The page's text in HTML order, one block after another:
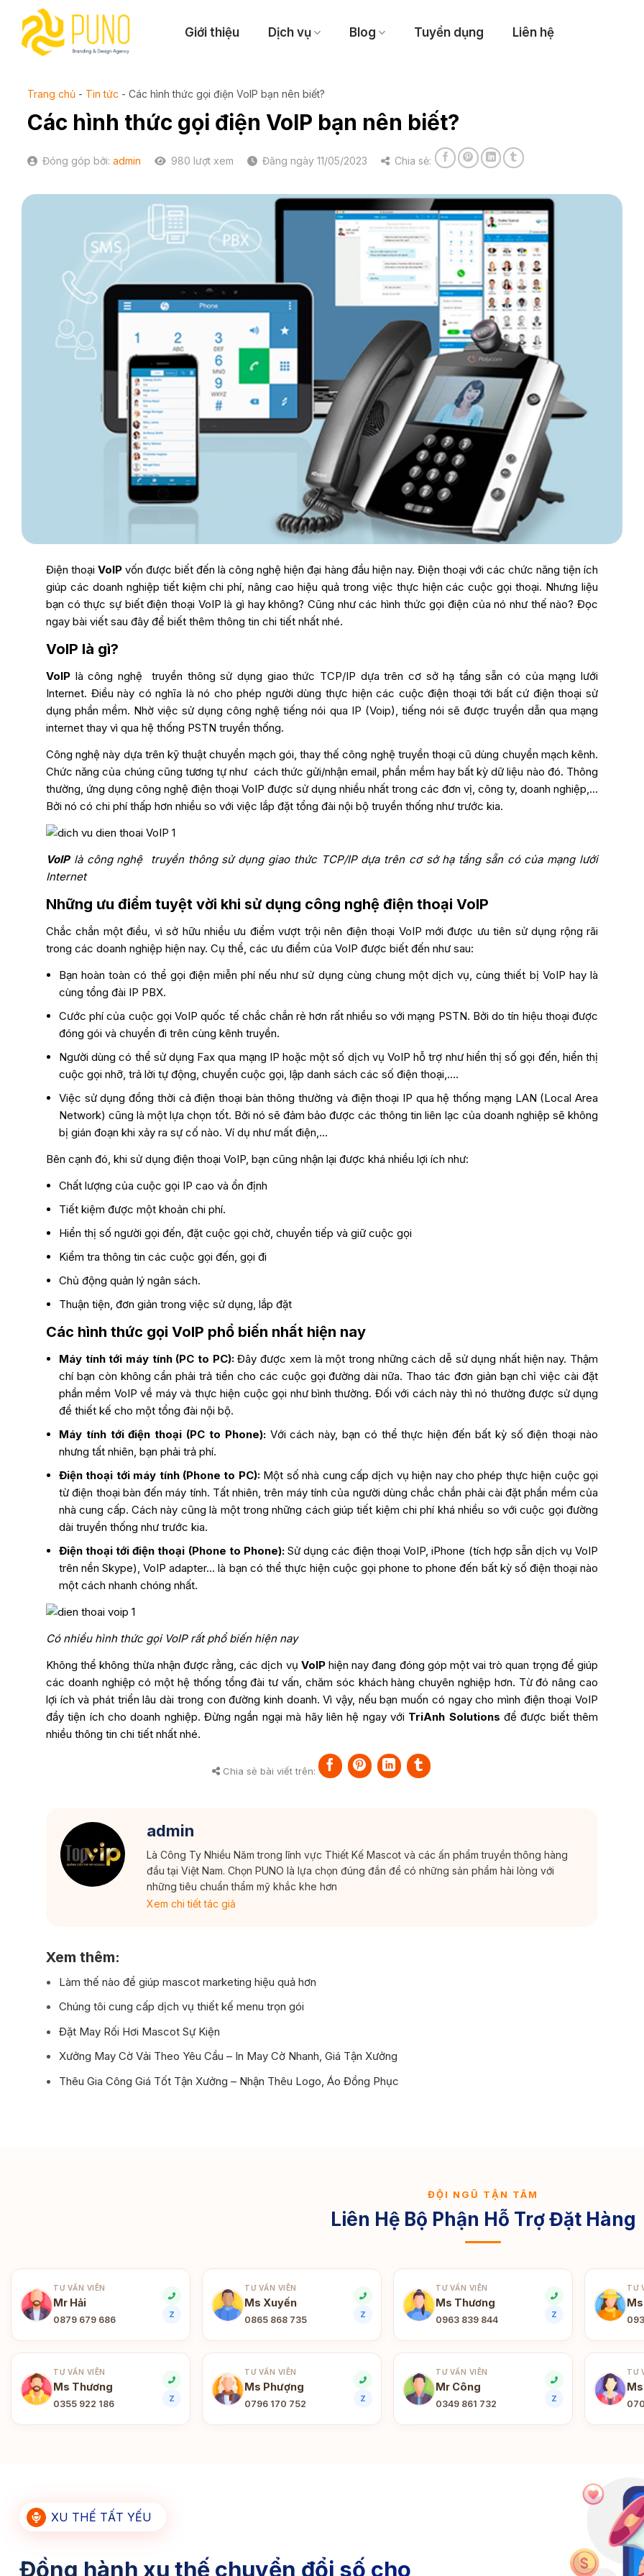
content
Giới thiệu Dịch vụ Blog Tuyển dụng Liên hệ
Trang chủ - Tin tức - Các hình thức gọi điện VoIP bạn nên biết?
Các hình thức gọi điện VoIP bạn nên biết?
Đóng góp bởi: admin 980 lượt xem Đăng ngày 11/05/2023 Chia sẻ:
Điện thoạiVoIPvốn được biết đến là công nghệ hiện đại hàng đầu hiện nay. Điện thoại với các chức năng tiện ích
giúp các doanh nghiệp tiết kiệm chi phí, nâng cao hiệu quả trong việc thực hiện các cuộc gọi thoại. Nhưng liệu
bạn có thực sự biết điện thoại VoIP là gì hay không? Cũng như các hình thức gọi điện của nó như thế nào? Đọc
ngay bài viết sau đây để biết thêm thông tin chi tiết nhất nhé.
VoIP là gì?
VoIP là công nghệ truyền thông sử dụng giao thức TCP/IP dựa trên cơ sở hạ tầng sẵn có của mạng lưới
Internet. Điều này có nghĩa là nó cho phép người dùng thực hiện các cuộc điện thoại tới bất cứ điện thoại sử
dụng phần mềm. Nhờ việc sử dụng công nghệ tiếng nói qua IP (Voip), tiếng nói sẽ được truyền dẫn qua mạng
internet thay vì qua hệ thống PSTN truyền thống.
Công nghệ này dựa trên kỹ thuật chuyển mạch gói, thay thế công nghệ truyền thoại cũ dùng chuyển mạch kênh.
Chức năng của chúng cũng tương tự như cách thức gửi/nhận email, phần mềm hay bất kỳ dữ liệu nào đó. Thông
thường, ứng dụng công nghệ điện thoại VoIP được sử dụng nhiều nhất trong các đơn vị, công ty, doanh nghiệp,…
Bởi nó có chi phí thấp hơn nhiều so với việc lắp đặt tổng đài nội bộ truyền thống như trước kia.
VoIPlà công nghệ truyền thông sử dụng giao thức TCP/IP dựa trên cơ sở hạ tầng sẵn có của mạng lưới
Internet
Những ưu điểm tuyệt vời khi sử dụng công nghệ điện thoại VoIP
Chắc chắn một điều, vì sở hữu nhiều ưu điểm vượt trội nên điện thoại VoIP mới được ưu tiên sử dụng rộng rãi
trong các doanh nghiệp hiện nay. Cụ thể, các ưu điểm của VoIP được biết đến như sau:
Bạn hoàn toàn có thể gọi điện miễn phí nếu như sử dụng cùng chung một dịch vụ, cùng thiết bị VoIP hay là
cùng tổng đài IP PBX.
Cước phí của cuộc gọi VoIP quốc tế chắc chắn rẻ hơn rất nhiều so với mạng PSTN. Bởi do tín hiệu thoại được
đóng gói và chuyển đi trên cùng kênh truyền.
Người dùng có thể sử dụng Fax qua mạng IP hoặc một số dịch vụ VoIP hỗ trợ như hiển thị số gọi đến, hiển thị
cuộc gọi nhỡ, trả lời tự động, chuyển cuộc gọi, lập danh sách các số điện thoại,….
Việc sử dụng đồng thời cả điện thoại bàn thông thường và điện thoại IP qua hệ thống mạng LAN (Local Area
Network) cũng là một lựa chọn tốt. Bởi nó sẽ đảm bảo được các thông tin liên lạc của doanh nghiệp sẽ không
bị gián đoạn khi xảy ra sự cố nào. Ví dụ như mất điện,…
Bên cạnh đó, khi sử dụng điện thoại VoIP, bạn cũng nhận lại được khá nhiều lợi ích như:
Chất lượng của cuộc gọi IP cao và ổn định
Tiết kiệm được một khoản chi phí.
Hiển thị số người gọi đến, đặt cuộc gọi chờ, chuyển tiếp và giữ cuộc gọi
Kiểm tra thông tin các cuộc gọi đến, gọi đi
Chủ động quản lý ngân sách.
Thuận tiện, đơn giản trong việc sử dụng, lắp đặt
Các hình thức gọi VoIP phổ biến nhất hiện nay
Máy tính tới máy tính (PC to PC):Đây được xem là một trong những cách dễ sử dụng nhất hiện nay. Thậm
chí bạn còn không cần phải trả tiền cho các cuộc gọi đường dài nữa. Thao tác đơn giản bạn chỉ việc cài đặt
phần mềm VoIP về máy và thực hiện cuộc gọi như bình thường. Đối với cách này thì nó thường được sử dụng
để thiết kế cho một tổng đài nội bộ.
Máy tính tới điện thoại (PC to Phone):Với cách này, bạn có thể thực hiện đến bất kỳ số điện thoại nào
nhưng tất nhiên, bạn phải trả phí.
Điện thoại tới máy tính (Phone to PC):Một số nhà cung cấp dịch vụ hiện nay cho phép thực hiện cuộc gọi
từ điện thoại bàn đến máy tính. Tất nhiên, trên máy tính của người dùng chắc chắn phải cài đặt phần mềm của
nhà cung cấp. Cách này cũng là một trong những cách giúp tiết kiệm chi phí khá nhiều so với cuộc gọi đường
dài truyền thống như trước kia.
Điện thoại tới điện thoại (Phone to Phone):Sử dụng các điện thoại VoIP, iPhone (tích hợp sẵn dịch vụ VoIP
trên nền Skype), VoIP adapter… là bạn có thể thực hiện cuộc gọi phone to phone đến bất kỳ số điện thoại nào
một cách nhanh chóng nhất.
Có nhiều hình thức gọi VoIP rất phổ biến hiện nay
Không thể không thừa nhận được rằng, các dịch vụ VoIPhiện nay đang đóng góp một vai trò quan trọng để giúp
các doanh nghiệp có một hệ thống tổng đài tư vấn, chăm sóc khách hàng chuyên nghiệp hơn. Từ đó nâng cao
lợi ích và phát triển lâu dài trong con đường kinh doanh. Vì vậy, nếu bạn muốn có ngay cho mình điện thoại VoIP
đầy tiện ích cho doanh nghiệp. Đừng ngần ngại mà hãy liên hệ ngay với TriAnh Solutions để được biết thêm
nhiều thông tin chi tiết nhất nhé.
Chia sẻ bài viết trên:
admin
Là Công Ty Nhiều Năm trong lĩnh vực Thiết Kế Mascot và các ấn phẩm truyền thông hàng
đầu tại Việt Nam. Chọn PUNO là lựa chọn đúng đắn để có những sản phẩm hài lòng với
những tiêu chuẩn thẩm mỹ khắc khe hơn
Xem chi tiết tác giả
Xem thêm:
Làm thế nào để giúp mascot marketing hiệu quả hơn
Chúng tôi cung cấp dịch vụ thiết kế menu trọn gói
Đặt May Rối Hơi Mascot Sự Kiện
Xưởng May Cờ Vải Theo Yêu Cầu – In May Cờ Nhanh, Giá Tận Xưởng
Thêu Gia Công Giá Tốt Tận Xưởng – Nhận Thêu Logo, Áo Đồng Phục
ĐỘI NGŨ TẬN TÂM
Liên Hệ Bộ Phận Hỗ Trợ Đặt Hàng
TƯ VẤN VIÊN
Mr Hải
0879 679 686
Z
TƯ VẤN VIÊN
Ms Xuyến
0865 868 735
Z
TƯ VẤN VIÊN
Ms Thương
0963 839 844
Z
TƯ
TƯ VẤN VIÊN
Ms Thương
0355 922 186
Z
TƯ VẤN VIÊN
Ms Phượng
0796 170 752
Z
TƯ VẤN VIÊN
Mr Công
0349 861 732
Z
TƯ
XU THẾ TẤT YẾU
Đồng hành xu thế chuyển đổi số cho